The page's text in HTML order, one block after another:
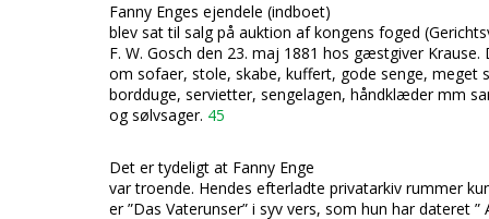
Fanny Enges ejendele (indboet)
blev sat til salg på auktion af kongens foged
F. W. Gosch den 23. maj 1881 hos gæstgiver Krause.
om sofaer, stole, skabe, kuffert, gode senge, meget
bordduge, servietter, sengelagen, håndklæder mm
og sølvsager. 45
Det er tydeligt at Fanny Enge
var troende. Hendes efterladte privatarkiv rummer
er ”Das Vaterunser” i syv vers, som hun har dateret ”